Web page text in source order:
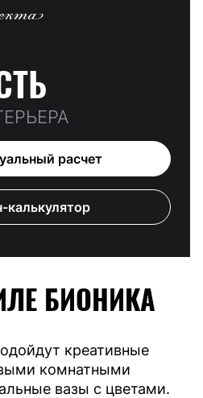
расчет
калькулятор
БИОНИКА
креативные
комнатными
вазы с цветами.